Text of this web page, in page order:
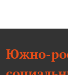
Южно-